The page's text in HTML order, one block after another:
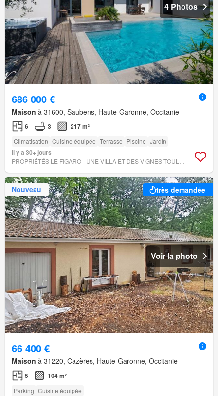
4 Photos
686 000 €
Maison à 31600, Saubens, Haute-Garonne, Occitanie
6 3 217 m²
Climatisation Cuisine équipée Terrasse Piscine Jardin
Il y a 30+ jours
Nouveau très demandée
Voir la photo
66 400 €
Maison à 31220, Cazères, Haute-Garonne, Occitanie
5 104 m²
Parking Cuisine équipée